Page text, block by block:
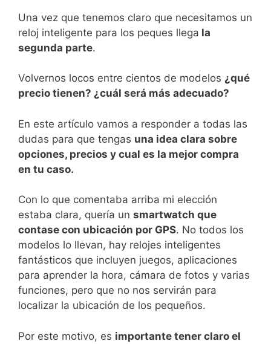
Una vez que tenemos claro que necesitamos un
reloj inteligente para los peques llega la
segunda parte.
Volvernos locos entre cientos de modelos ¿qué
precio tienen? ¿cuál será más adecuado?
En este artículo vamos a responder a todas las
dudas para que tengas una idea clara sobre
opciones, precios y cual es la mejor compra
en tu caso.
Con lo que comentaba arriba mi elección
estaba clara, quería un smartwatch que
contase con ubicación por GPS. No todos los
modelos lo llevan, hay relojes inteligentes
fantásticos que incluyen juegos, aplicaciones
para aprender la hora, cámara de fotos y varias
funciones, pero que no nos servirán para
localizar la ubicación de los pequeños.
Por este motivo, es importante tener claro el